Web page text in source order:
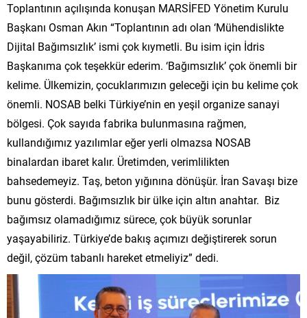
Toplantının açılışında konuşan MARSİFED Yönetim Kurulu
Başkanı Osman Akın “Toplantının adı olan ‘Mühendislikte
Dijital Bağımsızlık’ ismi çok kıymetli. Bu isim için İdris
Başkanıma çok teşekkür ederim. ‘Bağımsızlık’ çok önemli bir
kelime. Ülkemizin, çocuklarımızın geleceği için bu kelime çok
önemli. NOSAB belki Türkiye’nin en yeşil organize sanayi
bölgesi. Çok sayıda fabrika bulunmasına rağmen,
kullandığımız yazılımlar eğer yerli olmazsa NOSAB
binalardan ibaret kalır. Üretimden, verimlilikten
bahsedemeyiz. Taş, beton yığınına dönüşür. İran Savaşı bize
bunu gösterdi. Bağımsızlık bir ülke için altın anahtar. Biz
bağımsız olamadığımız sürece, çok büyük sorunlar
yaşayabiliriz. Türkiye’de bakış açımızı değiştirerek sorun
değil, çözüm tabanlı hareket etmeliyiz” dedi.